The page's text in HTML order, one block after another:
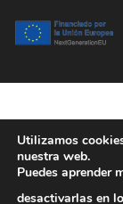
Utilizamos
nuestra web.
Puedes aprender
desactivarlas en